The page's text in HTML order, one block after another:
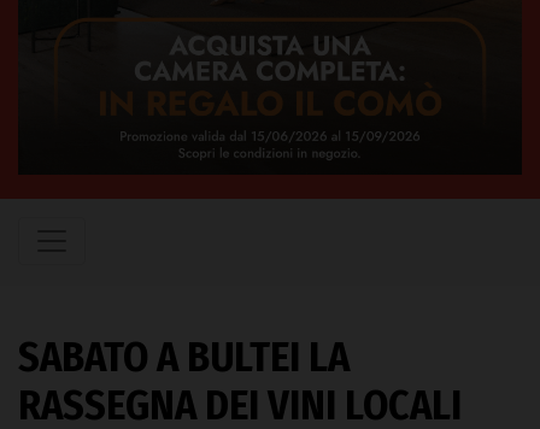
SABATO A BULTEI LA
RASSEGNA DEI VINI LOCALI